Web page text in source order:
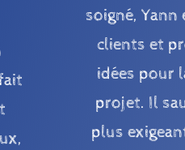
soigné, Yann
clients et
idées pour
projet. Il
plus